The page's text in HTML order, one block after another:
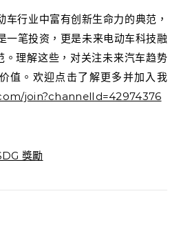
行业中富有创新生命力的典范，
一笔投资，更是未来电动车科技融
。理解这些，对关注未来汽车趋势
值。欢迎点击了解更多并加入我
join?channelId=42974376
獎勵